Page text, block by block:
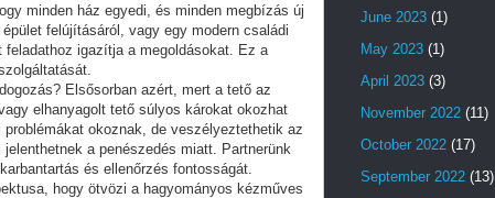
minden ház egyedi, és minden megbízás új
felújításáról, vagy egy modern családi
igazítja a megoldásokat. Ez a
Elsősorban azért, mert a tető az
elhanyagolt tető súlyos károkat okozhat
okoznak, de veszélyeztethetik az
a penészedés miatt. Partnerünk
és ellenőrzés fontosságát.
hogy ötvözi a hagyományos kézműves
June 2023 (1)
May 2023 (1)
April 2023 (3)
November 2022 (11)
October 2022 (17)
September 2022 (13)